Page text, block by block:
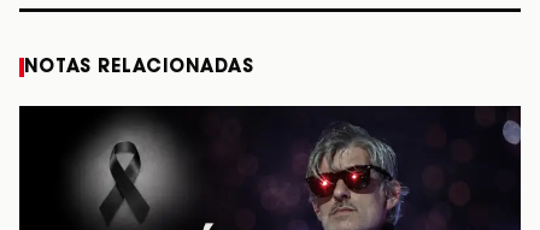
NOTAS RELACIONADAS